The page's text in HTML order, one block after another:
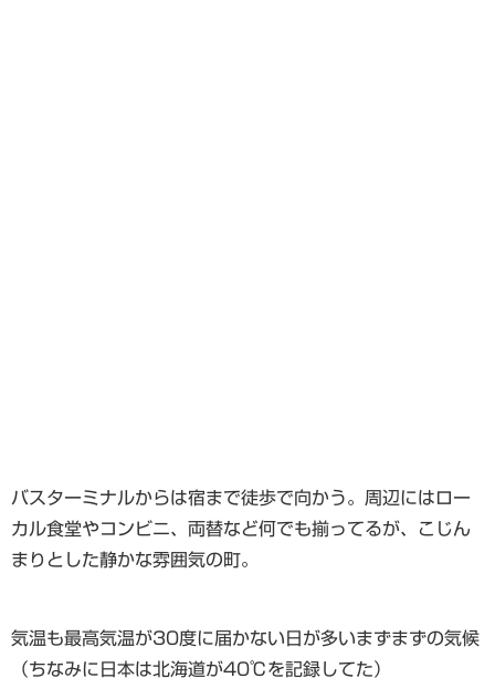
バスターミナルからは宿まで徒歩で向かう。周辺にはロー
カル食堂やコンビニ、両替など何でも揃ってるが、こじん
まりとした静かな雰囲気の町。
気温も最高気温が30度に届かない日が多いまずまずの気候
（ちなみに日本は北海道が40℃を記録してた）